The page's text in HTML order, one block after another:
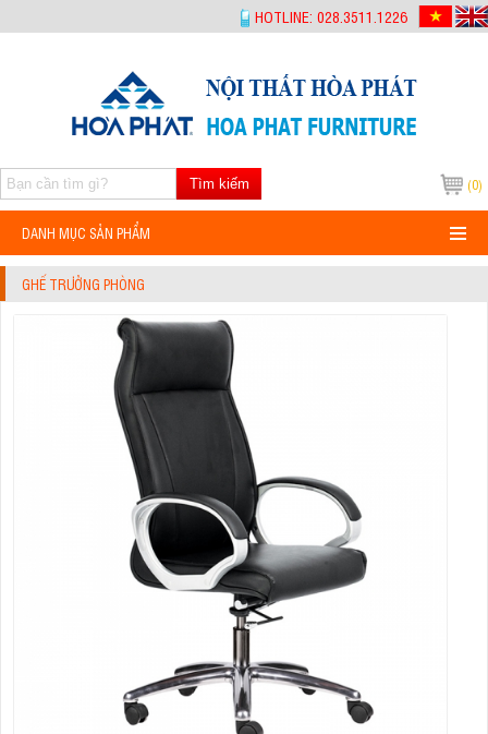
HOTLINE: 028.3511.1226
(0)
Tìm kiếm
DANH MỤC SẢN PHẨM
GHẾ TRƯỞNG PHÒNG